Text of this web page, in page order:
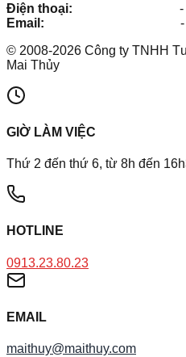
Điện thoại:
-
Email:
-
© 2008-2026 Công ty TNHH
Mai Thủy
GIỜ LÀM VIỆC
Thứ 2 đến thứ 6, từ 8h đến
HOTLINE
0913.23.80.23
EMAIL
maithuy@maithuy.com